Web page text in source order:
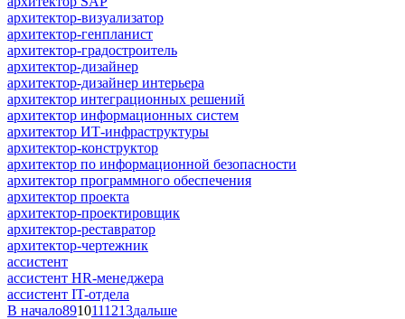
архитектор-визуализатор
архитектор-генпланист
архитектор-градостроитель
архитектор-дизайнер
архитектор-дизайнер интерьера
архитектор интеграционных решений
архитектор информационных систем
архитектор ИТ-инфраструктуры
архитектор-конструктор
архитектор по информационной безопасности
архитектор программного обеспечения
архитектор проекта
архитектор-проектировщик
архитектор-реставратор
архитектор-чертежник
ассистент
ассистент HR-менеджера
ассистент IT-отдела
В начало8910111213дальше